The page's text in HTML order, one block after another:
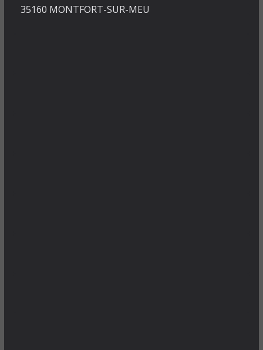
35160 MONTFORT-SUR-MEU